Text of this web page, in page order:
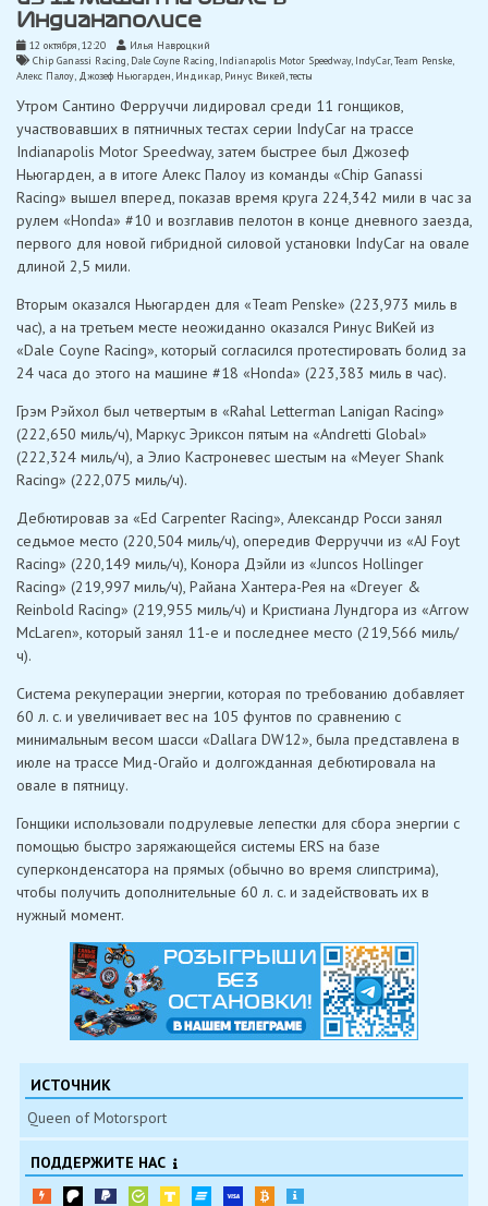
Индианаполисе
12 октября, 12:20
Илья Навроцкий
Chip Ganassi Racing, Dale Coyne Racing, Indianapolis Motor Speedway, IndyCar,Team Penske
Алекс Палоу, Джозеф Ньюгарден, Индикар, Ринус Викей,тесты
Утром Сантино Ферруччи лидировал среди 11 гонщиков,
участвовавших в пятничных тестах серии IndyCar на трассе
Indianapolis Motor Speedway, затем быстрее был Джозеф
Ньюгарден, а в итоге Алекс Палоу из команды «Chip Ganassi
Racing» вышел вперед, показав время круга 224,342 мили в час за
рулем «Honda» #10 и возглавив пелотон в конце дневного заезда,
первого для новой гибридной силовой установки IndyCar на овале
длиной 2,5 мили.
Вторым оказался Ньюгарден для «Team Penske» (223,973 миль в
час), а на третьем месте неожиданно оказался Ринус ВиКей из
«Dale Coyne Racing», который согласился протестировать болид за
24 часа до этого на машине #18 «Honda» (223,383 миль в час).
Грэм Рэйхол был четвертым в «Rahal Letterman Lanigan Racing»
(222,650 миль/ч), Маркус Эриксон пятым на «Andretti Global»
(222,324 миль/ч), а Элио Кастроневес шестым на «Meyer Shank
Racing» (222,075 миль/ч).
Дебютировав за «Ed Carpenter Racing», Александр Росси занял
седьмое место (220,504 миль/ч), опередив Ферруччи из «AJ Foyt
Racing» (220,149 миль/ч), Конора Дэйли из «Juncos Hollinger
Racing» (219,997 миль/ч), Райана Хантера-Рея на «Dreyer &
Reinbold Racing» (219,955 миль/ч) и Кристиана Лундгора из «Arrow
McLaren», который занял 11-е и последнее место (219,566 миль/
ч).
Система рекуперации энергии, которая по требованию добавляет
60 л. с. и увеличивает вес на 105 фунтов по сравнению с
минимальным весом шасси «Dallara DW12», была представлена ​​в
июле на трассе Мид-Огайо и долгожданная дебютировала на
овале в пятницу.
Гонщики использовали подрулевые лепестки для сбора энергии с
помощью быстро заряжающейся системы ERS на базе
суперконденсатора на прямых (обычно во время слипстрима),
чтобы получить дополнительные 60 л. с. и задействовать их в
нужный момент.
ИСТОЧНИК
Queen of Motorsport
ПОДДЕРЖИТЕ НАС